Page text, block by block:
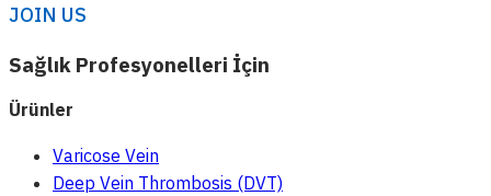
JOIN US
Sağlık Profesyonelleri İçin
Ürünler
Varicose Vein
Deep Vein Thrombosis (DVT)